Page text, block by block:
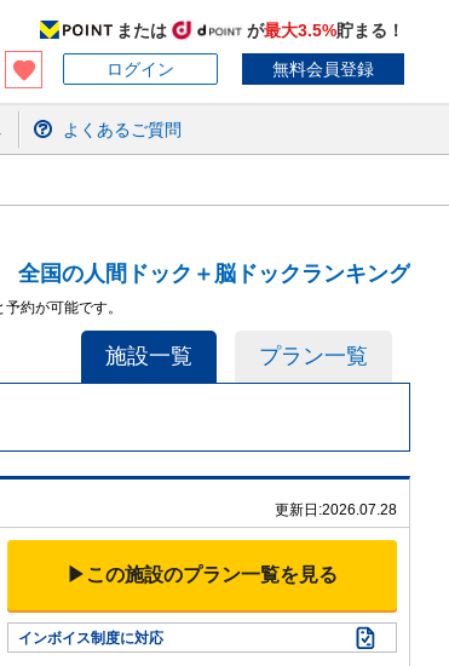
または が最大3.5%貯まる！
ログイン
無料会員登録
よくあるご質問
全国の人間ドック＋脳ドックランキング
約が可能です。
施設一覧 プラン一覧
更新日:2026.07.28
▶この施設のプラン一覧を見る
インボイス制度に対応